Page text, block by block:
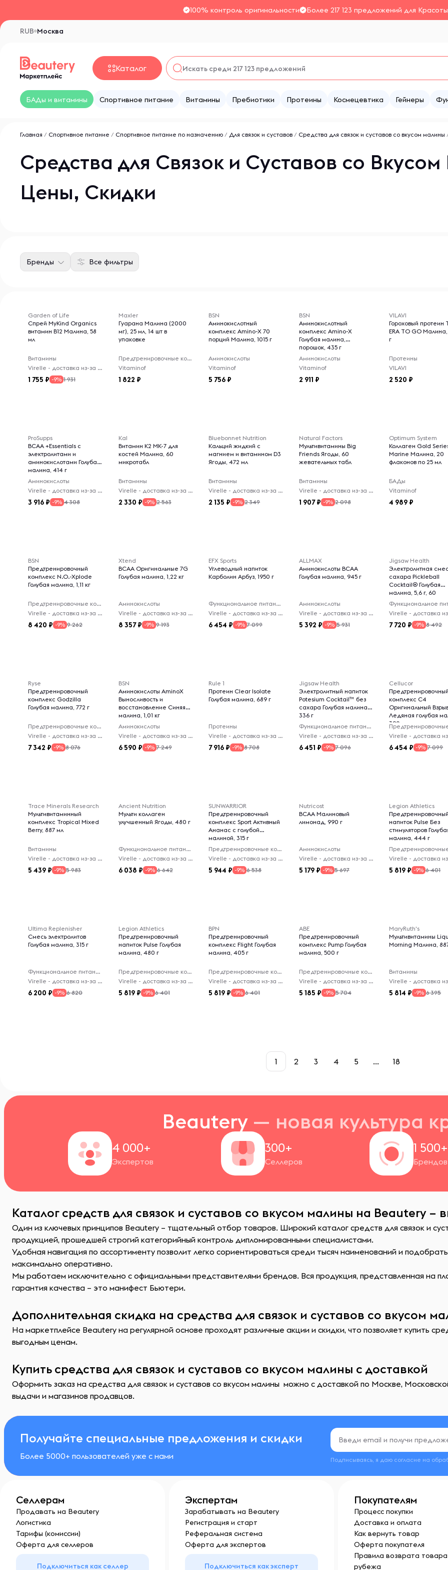
100% контроль оригинальности Более 217 123 предложений для
Москва
RUB
Каталог
БАДы и витамины Спортивное питание Витамины Пребиотики Протеины Космецевтика Гейнеры
Главная / Спортивное питание / Спортивное питание по назначению / Для связок и суставов / Средства для связок и суставов со вкусом малины
Средства для Связок и Суставов со
Цены, Скидки
Все фильтры
Бренды
Garden of Life
Спрей MyKind Organics
витамин B12 Малина, 58
мл
Витамины
Virelle - доставка из-за рубежа
1 755 -9% 1 931
Товары для 18+ лет
Maxler
Гуарана Малина (2000
мг), 25 мл, 14 шт в
упаковке
Предтренировочные комплексы
Vitaminof
1 822
BSN
Аминокислотный
комплекс Amino-X 70
порций Малина, 1015 г
Аминокислоты
Vitaminof
5 756
BSN
Аминокислотный
комплекс Amino-X
Голубая малина,
порошок, 435 г
Аминокислоты
Vitaminof
2 911
VILAVI
Гороховый протеин
ERA TO GO
г
Протеины
VILAVI
2 520
ProSupps
BCAA +Essentials с
электролитами и
аминокислотами Голубая
малина, 414 г
Аминокислоты
Virelle - доставка из-за рубежа
3 916 -9% 4 308
Kal
Витамин K2 MK-7 для
костей Малина, 60
микротабл
Витамины
Virelle - доставка из-за рубежа
2 330 -9% 2 563
Bluebonnet Nutrition
Кальций жидкий с
магнием и витамином D3
Ягоды, 472 мл
Витамины
Virelle - доставка из-за рубежа
2 135 -9% 2 349
Natural Factors
Мультивитамины Big
Friends Ягоды, 60
жевательных табл
Витамины
Virelle - доставка из-за рубежа
1 907 -9% 2 098
Optimum System
Коллаген Gold
Marine Малина, 20
флаконов по 25 мл
БАДы
Vitaminof
4 989
BSN
Предтренировочный
комплекс N.O.-Xplode
Голубая малина, 1,11 кг
Предтренировочные комплексы
Virelle - доставка из-за рубежа
8 420 -9% 9 262
Xtend
BCAA Оригинальные 7G
Голубая малина, 1,22 кг
Аминокислоты
Virelle - доставка из-за рубежа
8 357 -9% 9 193
EFX Sports
Углеводный напиток
Карболин Арбуз, 1950 г
Функциональное питание
Virelle - доставка из-за рубежа
6 454 -9% 7 099
ALLMAX
Аминокислоты BCAA
Голубая малина, 945 г
Аминокислоты
Virelle - доставка из-за рубежа
5 392 -9% 5 931
Jigsaw Health
Электролитная
сахара Pickleball
Cocktail® Голубая
малина, 5,6 г, 60
пакетиков
7 720 -9% 8 492
Ryse
Предтренировочный
комплекс Godzilla
Голубая малина, 772 г
Предтренировочные комплексы
Virelle - доставка из-за рубежа
7 342 -9% 8 076
BSN
Аминокислоты AminoX
Выносливость и
восстановление Синяя
малина, 1,01 кг
Аминокислоты
Virelle - доставка из-за рубежа
6 590 -9% 7 249
Rule 1
Протеин Clear Isolate
Голубая малина, 689 г
Протеины
Virelle - доставка из-за рубежа
7 916 -9% 8 708
Jigsaw Health
Электролитный напиток
Potesium Cocktail™ без
сахара Голубая малина,
336 г
Функциональное питание
Virelle - доставка из-за рубежа
6 451 -9% 7 096
Cellucor
Предтренировочный
комплекс C4
Оригинальный
Ледяная голубая
390 г
6 454 -9% 7 099
Trace Minerals Research
Мультивитаминный
комплекс Tropical Mixed
Berry, 887 мл
Витамины
Virelle - доставка из-за рубежа
5 439 -9% 5 983
Ancient Nutrition
Мульти коллаген
улучшенный Ягоды, 480 г
Функциональное питание
Virelle - доставка из-за рубежа
6 038 -9% 6 642
SUNWARRIOR
Предтренировочный
комплекс Sport Активный
Ананас с голубой
малиной, 315 г
Предтренировочные комплексы
Virelle - доставка из-за рубежа
5 944 -9% 6 538
Nutricost
BCAA Малиновый
лимонад, 990 г
Аминокислоты
Virelle - доставка из-за рубежа
5 179 -9% 5 697
Legion Athletics
Предтренировочный
напиток Pulse Без
стимуляторов
малина, 444 г
5 819 -9% 6 401
Ultima Replenisher
Смесь электролитов
Голубая малина, 315 г
Функциональное питание
Virelle - доставка из-за рубежа
6 200 -9% 6 820
Legion Athletics
Предтренировочный
напиток Pulse Голубая
малина, 480 г
Предтренировочные комплексы
Virelle - доставка из-за рубежа
5 819 -9% 6 401
BPN
Предтренировочный
комплекс Flight Голубая
малина, 405 г
Предтренировочные комплексы
Virelle - доставка из-за рубежа
5 819 -9% 6 401
ABE
Предтренировочный
комплекс Pump Голубая
малина, 500 г
Предтренировочные комплексы
Virelle - доставка из-за рубежа
5 185 -9% 5 704
MaryRuth's
Мультивитамины
Morning Малина,
Витамины
5 814 -9% 6 395
1 2 3 4 5 ... 18
Beautery — новая культура
4 000+
Экспертов
300+
Селлеров
1 500+
Брендов
Каталог средств для связок и суставов со вкусом малины на Beautery –
Один из ключевых принципов Beautery – тщательный отбор товаров. Широкий каталог средств для связок и
продукцией, прошедшей строгий категорийный контроль дипломированными специалистами.
Удобная навигация по ассортименту позволит легко сориентироваться среди тысяч наименований и
максимально оперативно.
Мы работаем исключительно с официальными представителями брендов. Вся продукция, представленная на
гарантия качества – это манифест Бьютери.
Дополнительная скидка на средства для связок и суставов со вкусом
На маркетплейсе Beautery на регулярной основе проходят различные акции и скидки, что позволяет купить
выгодным ценам.
Купить средства для связок и суставов со вкусом малины с доставкой
Оформить заказ на средства для связок и суставов со вкусом малины можно с доставкой по Москве,
выдачи и магазинов продавцов.
Получайте специальные предложения и скидки
Более 5000+ пользователей уже с нами Подписываясь, я даю согласие на
Селлерам
Продавать на Beautery
Логистика
Тарифы (комиссии)
Оферта для селлеров
Подключиться как селлер
Экспертам
Зарабатывать на Beautery
Регистрация и старт
Реферальная система
Оферта для экспертов
Подключиться как эксперт
Покупателям
Процесс покупки
Доставка и оплата
Как вернуть товар
Оферта покупателя
Правила возврата товара
рубежа